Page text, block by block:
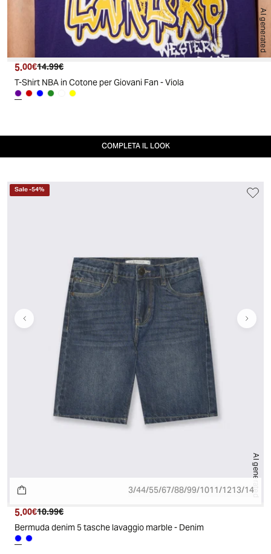
AI generated
Prezzo attuale
5.00€ Prezzo originale
14.99€
T-Shirt NBA in Cotone per Giovani Fan - Viola
COMPLETA IL LOOK
AI generated
Sale-54%
3/44/55/67/88/99/1011/1213/14
Prezzo attuale
5.00€ Prezzo originale
10.99€
Bermuda denim 5 tasche lavaggio marble - Denim